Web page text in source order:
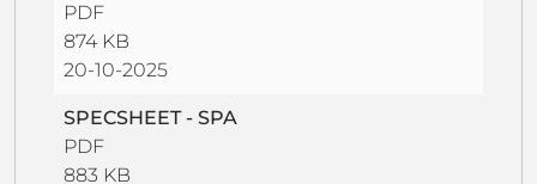
PDF
874 KB
20-10-2025
SPECSHEET - SPA
PDF
883 KB